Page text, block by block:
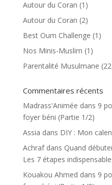
Autour du Coran (1)
Autour du Coran (2)
Best Oum Challenge (1)
Nos Minis-Muslim (1)
Parentalité Musulmane
Commentaires récents
Madrass'Animée dans 9
foyer béni (Partie 1/2)
Assia dans DIY : Mon
Achrafdans Quand
Les 7 étapes
Kouakou Ahmed dans 9